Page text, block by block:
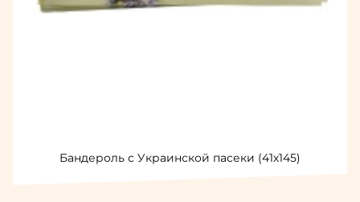
Бандероль с Украинской пасеки (41х145)